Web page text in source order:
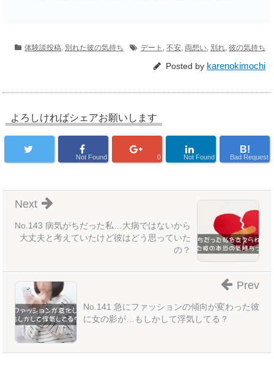
体験談投稿, 別れた彼の気持ち デート , 不安, 両想い, 別れ, 彼の気持ち
Posted by karenokimochi
よろしければシェアお願いします
Not Found 0 Not Found
B!
Bad Request
No.143 病気がちだった私…大病ではないから
大丈夫と考えていたけど彼はどう思っていた
の？
Next
No.141 急にファッションの傾向が変わった彼
に女の影が…もしかして浮気してる？
Prev